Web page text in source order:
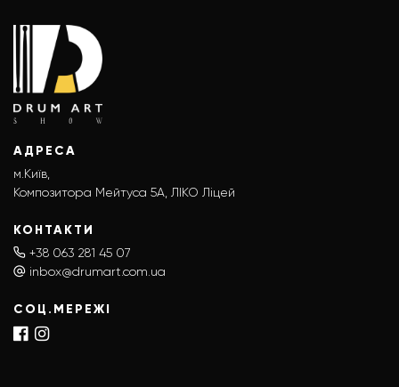
АДРЕСА
м.Київ,
Композитора Мейтуса 5А, ЛІКО Ліцей
КОНТАКТИ
+38 063 281 45 07
inbox@drumart.com.ua
СОЦ.МЕРЕЖІ